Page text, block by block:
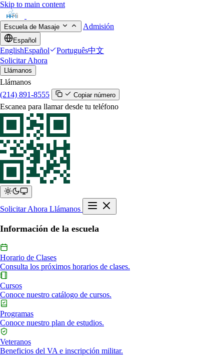
Skip to main content
Escuela de Masaje Admisión
Español
EnglishEspañol Português中文
Solicitar Ahora
Llámanos
Llámanos
(214) 891-8555
Copiar número
Escanea para llamar desde tu teléfono
Solicitar Ahora Llámanos
Información de la escuela
Horario de Clases
Consulta los próximos horarios de clases.
Cursos
Conoce nuestro catálogo de cursos.
Programas
Conoce nuestro plan de estudios.
Veteranos
Beneficios del VA e inscripción militar.